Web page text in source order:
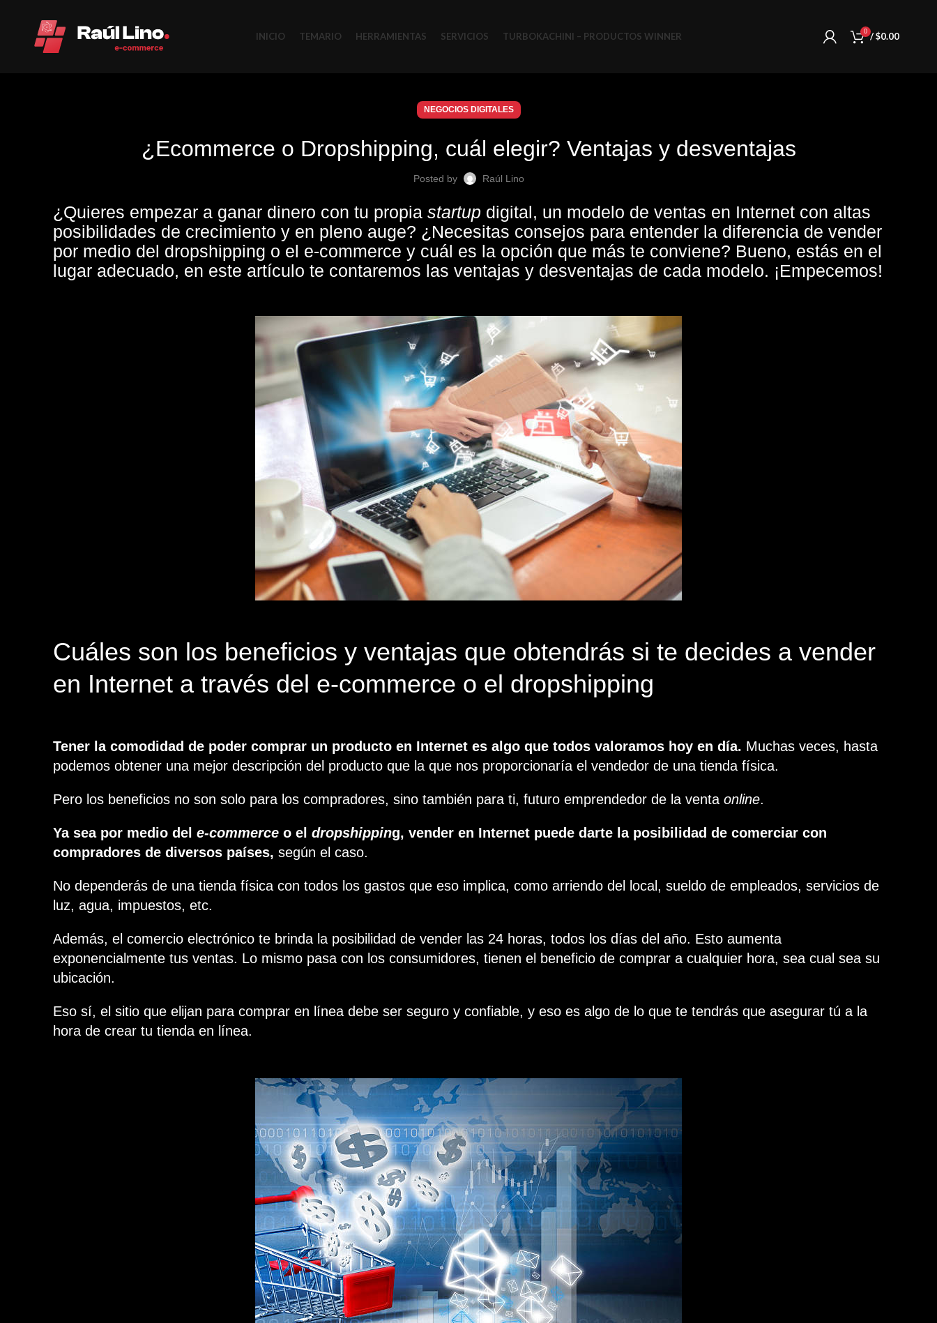
INICIO TEMARIO HERRAMIENTAS SERVICIOS TURBOKACHINI – PRODUCTOS WINNER 0 / $0.00
NEGOCIOS DIGITALES
¿Ecommerce o Dropshipping, cuál elegir? Ventajas y desventajas
Posted by Raúl Lino
¿Quieres empezar a ganar dinero con tu propia startup digital, un modelo de ventas en Internet con altas
posibilidades de crecimiento y en pleno auge? ¿Necesitas consejos para entender la diferencia de vender
por medio del dropshipping o el e-commerce y cuál es la opción que más te conviene? Bueno, estás en el
lugar adecuado, en este artículo te contaremos las ventajas y desventajas de cada modelo. ¡Empecemos!
Cuáles son los beneficios y ventajas que obtendrás si te decides a vender
en Internet a través del e-commerce o el dropshipping
Tener la comodidad de poder comprar un producto en Internet es algo que todos valoramos hoy en día. Muchas veces, hasta
podemos obtener una mejor descripción del producto que la que nos proporcionaría el vendedor de una tienda física.
Pero los beneficios no son solo para los compradores, sino también para ti, futuro emprendedor de la venta online.
Ya sea por medio del e-commerce o el dropshipping, vender en Internet puede darte la posibilidad de comerciar con
compradores de diversos países, según el caso.
No dependerás de una tienda física con todos los gastos que eso implica, como arriendo del local, sueldo de empleados, servicios de
luz, agua, impuestos, etc.
Además, el comercio electrónico te brinda la posibilidad de vender las 24 horas, todos los días del año. Esto aumenta
exponencialmente tus ventas. Lo mismo pasa con los consumidores, tienen el beneficio de comprar a cualquier hora, sea cual sea su
ubicación.
Eso sí, el sitio que elijan para comprar en línea debe ser seguro y confiable, y eso es algo de lo que te tendrás que asegurar tú a la
hora de crear tu tienda en línea.